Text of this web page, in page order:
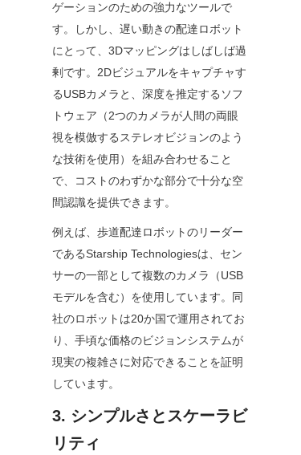
ゲーションのための強力なツールで
す。しかし、遅い動きの配達ロボット
にとって、3Dマッピングはしばしば過
剰です。2Dビジュアルをキャプチャす
るUSBカメラと、深度を推定するソフ
トウェア（2つのカメラが人間の両眼
視を模倣するステレオビジョンのよう
な技術を使用）を組み合わせること
で、コストのわずかな部分で十分な空
間認識を提供できます。
例えば、歩道配達ロボットのリーダー
であるStarship Technologiesは、セン
サーの一部として複数のカメラ（USB
モデルを含む）を使用しています。同
社のロボットは20か国で運用されてお
り、手頃な価格のビジョンシステムが
現実の複雑さに対応できることを証明
しています。
3. シンプルさとスケーラビ
リティ